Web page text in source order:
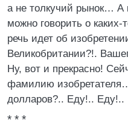
а не толкучий рынок… А
можно говорить о
речь идет об
Великобритании?!.
Ну, вот и прекрасно!
фамилию
долларов?.. Еду!.. Еду!..
* * *